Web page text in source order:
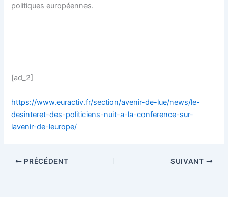
politiques européennes.
[ad_2]
https://www.euractiv.fr/section/avenir-de-lue/news/le-
desinteret-des-politiciens-nuit-a-la-conference-sur-
lavenir-de-leurope/
PRÉCÉDENT SUIVANT